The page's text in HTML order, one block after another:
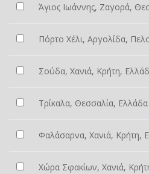
Άγιος Ιωάννης, Ζαγορά,
Πόρτο Χέλι, Αργολίδα,
Σούδα, Χανιά, Κρήτη,
Τρίκαλα, Θεσσαλία, Ελλάδα
Φαλάσαρνα, Χανιά, Κρήτη,
Χώρα Σφακίων, Χανιά,